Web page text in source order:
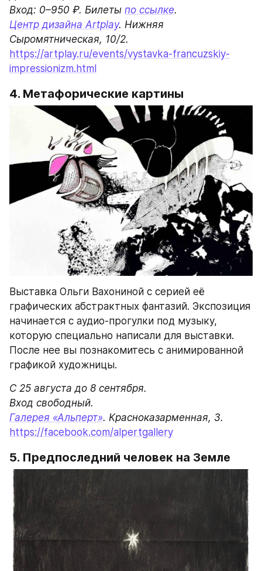
Вход: 0–950 ₽. Билеты по ссылке
Центр дизайна Artplay. Нижняя
https://artplay.ru/events/vystavka-francuzskiy-
impressionizm.html
4. Метафорические картины
Выставка Ольги Вахониной с серией её
графических абстрактных фантазий. Экспозиция
начинается с аудио-прогулки под музыку,
которую специально написали для выставки.
После нее вы познакомитесь с анимированной
графикой художницы.
С 25 августа до 8 сентября.
Галерея «Альперт». Красноказарменная, 3.
https://facebook.com/alpertgallery
5. Предпоследний человек на Земле